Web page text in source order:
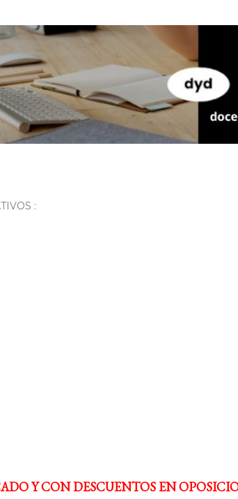
:
Y CON DESCUENTOS EN